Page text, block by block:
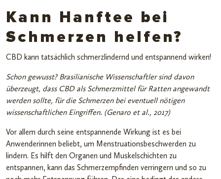
Kann Hanftee bei
Schmerzen helfen?
CBD kann tatsächlich schmerzlindernd und entspannend wirken!
Schon gewusst? Brasilianische Wissenschaftler sind davon
überzeugt, dass CBD als Schmerzmittel für Ratten angewandt
werden sollte, für die Schmerzen bei eventuell nötigen
wissenschaftlichen Eingriffen. (Genaro et al., 2017)
Vor allem durch seine entspannende Wirkung ist es bei
Anwenderinnen beliebt, um Menstruationsbeschwerden zu
lindern. Es hilft den Organen und Muskelschichten zu
entspannen, kann das Schmerzempfinden verringern und so zu